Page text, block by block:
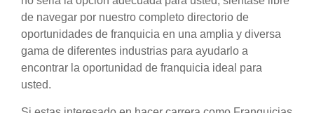
de navegar por nuestro completo directorio de
oportunidades de franquicia en una amplia y diversa
gama de diferentes industrias para ayudarlo a
encontrar la oportunidad de franquicia ideal para
usted.